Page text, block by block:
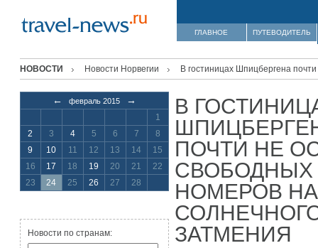
ГЛАВНОЕ ПУТЕВОДИТЕЛЬ
НОВОСТИ Новости Норвегии В гостиницах Шпицбергена
← февраль 2015 →
1
2
3 4 5 6 7
8
9
10 11 12 13 14
15
16
17 18 19 20 21
22
23
24 25 26 27 28
Новости по странам:
В
ПОЧТИ НЕ
СВОБОДНЫХ
НОМЕРОВ
ЗАТМЕНИЯ